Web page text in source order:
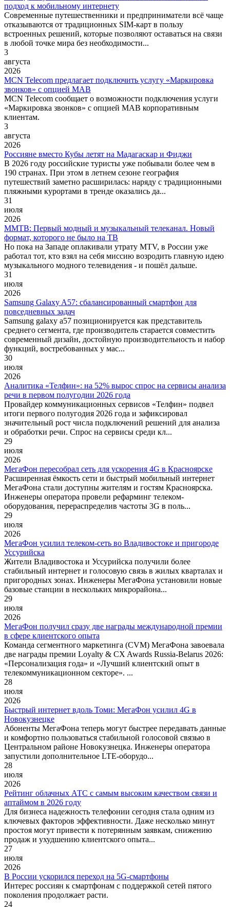
подход к мобильному интернету
Современные путешественники и предприниматели всё чаще
отказываются от традиционных SIM-карт в пользу
встроенных решений, которые позволяют оставаться на связи
в любой точке мира без необходимости...
3
августа
2026
MCN Telecom предлагает подключить услугу «Маркировка
звонков» с опцией МАВ
MCN Telecom сообщает о возможности подключения услуги
«Маркировка звонков» с опцией МАВ корпоративным
клиентам.
3
августа
2026
Россияне вместо Кубы летят на Мадагаскар и Фиджи
В 2026 году российские туристы уже побывали более чем в
190 странах. При этом в летнем сезоне география
путешествий заметно расширилась: наряду с традиционными
пляжными курортами в тренде оказались да...
31
июля
2026
ММТВ: Первый модный и музыкальный телеканал. Новый
формат, которого не было на ТВ
Но пока на Западе оплакивали утрату MTV, в России уже
работал тот, кто взял на себя миссию возродить главную идею
музыкального модного телевидения - и пошёл дальше.
31
июля
2026
Samsung Galaxy A57: сбалансированный смартфон для
повседневных задач
Samsung galaxy a57 позиционируется как представитель
среднего сегмента, где производитель старается совместить
современный дизайн, достойную производительность и набор
функций, востребованных у мас...
30
июля
2026
Аналитика «Телфин»: на 52% вырос спрос на сервисы анализа
речи в первом полугодии 2026 года
Провайдер коммуникационных сервисов «Телфин» подвел
итоги первого полугодия 2026 года и зафиксировал
значительный рост числа подключений решений для анализа
и обработки речи. Спрос на сервисы среди кл...
29
июля
2026
МегаФон пересобрал сеть для ускорения 4G в Красноярске
Расширенная ёмкость сети и быстрый мобильный интернет
МегаФона стали доступны жителям и гостям Красноярска.
Инженеры оператора провели рефарминг телеком-
оборудования, перераспределив частоты 3G в поль...
29
июля
2026
МегаФон усилил телеком-сеть во Владивостоке и пригороде
Уссурийска
Жители Владивостока и Уссурийска получили более
стабильный интернет и голосовую связь в жилых кварталах и
пригородных зонах. Инженеры МегаФона установили новые
базовые станции в нескольких микрорайона...
29
июля
2026
МегаФон получил сразу две награды международной премии
в сфере клиентского опыта
Команда сегментного маркетинга (CVM) МегаФона завоевала
две награды премии Loyalty & CX Awards Russia-Belarus 2026:
«Персонализация года» и «Лучший клиентский опыт в
телекоммуникационном секторе». ...
28
июля
2026
Быстрый интернет вдоль Томи: МегаФон усилил 4G в
Новокузнецке
Абоненты МегаФона теперь могут быстрее передавать данные
и комфортно пользоваться стабильной голосовой связью в
Центральном районе Новокузнецка. Инженеры оператора
запустили дополнительное LTE-оборудо...
28
июля
2026
Рейтинг облачных АТС с самым высоким качеством связи и
аптаймом в 2026 году
Для бизнеса надежность телефонии сегодня стала одним из
ключевых факторов эффективности. Даже несколько минут
простоя могут привести к потерянным заявкам, снижению
продаж и ухудшению клиентского опыта...
27
июля
2026
В России ускорился переход на 5G-смартфоны
Интерес россиян к смартфонам с поддержкой сетей пятого
поколения продолжает расти.
24